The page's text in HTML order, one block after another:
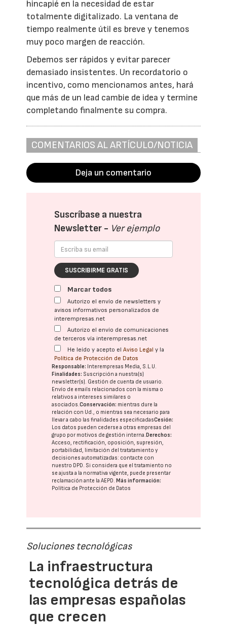
hincapié en la necesidad de estar
totalmente digitalizado. La ventana de
tiempo realmente útil es breve y tenemos
muy poco margen de reacción.
Debemos ser rápidos y evitar parecer
demasiado insistentes. Un recordatorio o
incentivo, como mencionamos antes, hará
que más de un lead cambie de idea y termine
completando finalmente su compra.
COMENTARIOS AL ARTÍCULO/NOTICIA
Deja un comentario
Suscríbase a nuestra
Newsletter - Ver ejemplo
SUSCRIBIRME GRATIS
Marcar todos
Autorizo el envío de newsletters y
avisos informativos personalizados de
interempresas.net
Autorizo el envío de comunicaciones
de terceros vía interempresas.net
He leído y acepto elAviso Legal y la
Política de Protección de Datos
Responsable: Interempresas Media, S.L.U.
Finalidades: Suscripción a nuestra(s)
newsletter(s). Gestión de cuenta de usuario.
Envío de emails relacionados con la misma o
relativos a intereses similares o
asociados.Conservación: mientras dure la
relación con Ud., o mientras sea necesario para
llevar a cabo las finalidades especificadasCesión:
Los datos pueden cederse a otras empresas del
grupo por motivos de gestión interna. Derechos:
Acceso, rectificación, oposición, supresión,
portabilidad, limitación del tratatamiento y
decisiones automatizadas: contacte con
nuestro DPD. Si considera que el tratamiento no
se ajusta a la normativa vigente, puede presentar
reclamación ante laAEPD. Más información:
Política de Protección de Datos
Soluciones tecnológicas
La infraestructura
tecnológica detrás de
las empresas españolas
que crecen